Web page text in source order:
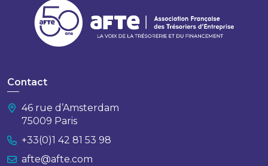
Contact
46 rue d’Amsterdam
75009 Paris
+33(0)1 42 81 53 98
afte@afte.com